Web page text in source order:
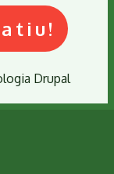
Drupal